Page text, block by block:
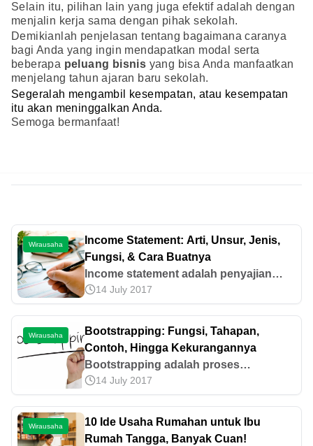
Selain itu, pilihan lain yang juga efektif adalah dengan
menjalin kerja sama dengan pihak sekolah.
Demikianlah penjelasan tentang bagaimana caranya
bagi Anda yang ingin mendapatkan modal serta
beberapa peluang bisnis yang bisa Anda manfaatkan
menjelang tahun ajaran baru sekolah.
Segeralah mengambil kesempatan, atau kesempatan
itu akan meninggalkan Anda.
Semoga bermanfaat!
Wirausaha
Income Statement: Arti, Unsur, Jenis,
Fungsi, & Cara Buatnya
Income statement adalah penyajian
informasi seputar pemasukan,
pengeluaran, laba, dan rugi dari suatu
badan usaha. Yuk, pelajari
selengkapnya di sini!
14 July 2017
Wirausaha
Bootstrapping: Fungsi, Tahapan,
Contoh, Hingga Kekurangannya
Bootstrapping adalah proses
membangun bisnis dengan
pembiayaan dari modal pribadi. Cari
tahu fungsi, tahapan, contoh,
kelebihan, dan kekurangannya di sini!
14 July 2017
Wirausaha
10 Ide Usaha Rumahan untuk Ibu
Rumah Tangga, Banyak Cuan!